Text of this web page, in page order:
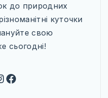
до природних
куточки
свою
сьогодні!
Facebook